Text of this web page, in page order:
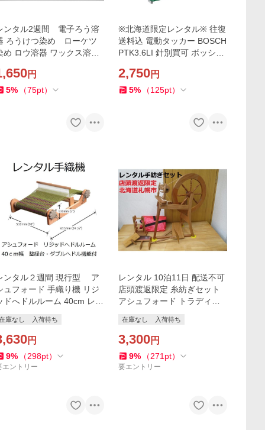
ンタル2週間 電子ろう溶
ろうけつ染め ローケツ
め ロウ溶器 ワックス溶器
みやこ染め
円
5% （75pt）
※北海道限定レンタル※ 往復
送料込 電動タッカー BOSCH
PTK3.6LI 針別買可 ボッシュ
2,750円
5% （125pt）
タル２週間 現行型 ア
ュフォード 手織り機 リジ
ドへドルルーム 40cm レン
庫なし 入荷待ち
円
9% （298pt）
エントリー
レンタル 10泊11日 配送不可
店頭渡返限定 糸紡ぎセット
アシュフォード トラディシ
ムスパン
在庫なし 入荷待ち
3,300円
9% （271 pt）
要エントリー